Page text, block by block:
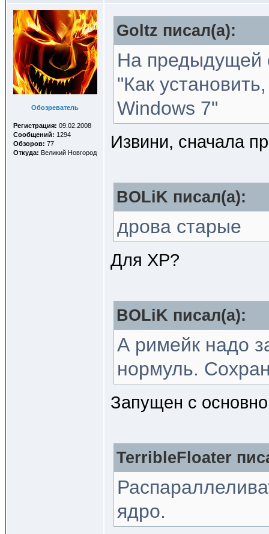
Обозреватель
Регистрация: 09.02.2008
Сообщений: 1294
Обзоров: 77
Откуда: Великий Новгород
Goltz писал(a):
На предыдущей
"Как
Windows 7"
Извини, сначала
BOLiK писал(a):
дрова старые
Для XP?
BOLiK писал(a):
А римейк надо
нормуль.
Запущен с
TerribleFloater
ядро.